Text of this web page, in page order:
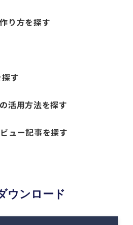
り方を探す
す
活用方法を探す
ュー記事を探す
ウンロード